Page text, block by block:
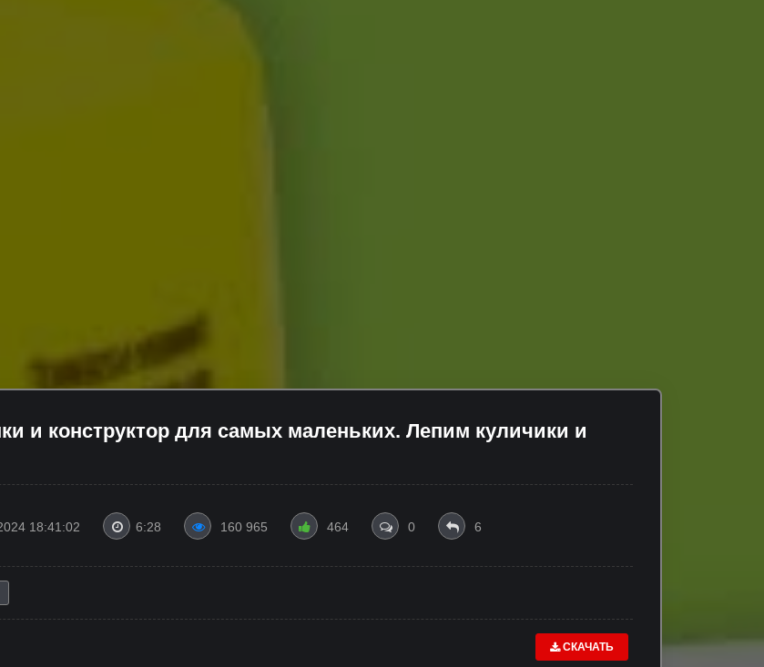
и конструктор для самых маленьких. Лепим куличики и
18:41:02 6:28 160 965 464 0 6
СКАЧАТЬ